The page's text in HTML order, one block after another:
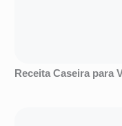
Receita Caseira para